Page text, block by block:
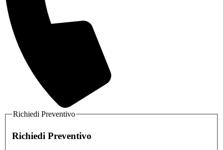
Richiedi Preventivo
Richiedi Preventivo